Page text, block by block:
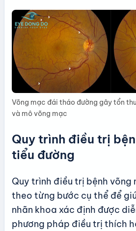
Võng mạc đái tháo đường gây tổn
và mô võng mạc
Quy trình điều trị
tiểu đường
Quy trình điều trị bệnh võng
theo từng bước cụ thể để
nhãn khoa xác định được
phương pháp điều trị thích